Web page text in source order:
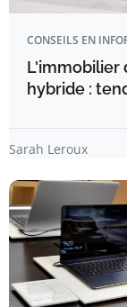
CONSEILS EN
L'immobilier
hybride :
Sarah Leroux